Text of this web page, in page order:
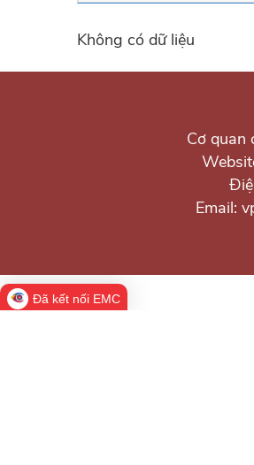
Không có dữ liệu
Cơ quan
Email:
Đã kết nối EMC